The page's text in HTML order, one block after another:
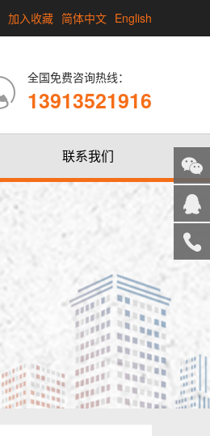
加入收藏 简体中文 English
全国免费咨询热线：
13913521916
联系我们
关注
微信
在线
客服